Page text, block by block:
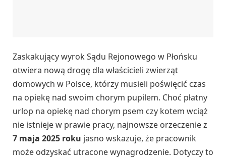
Zaskakujący wyrok Sądu Rejonowego w Płońsku
otwiera nową drogę dla właścicieli zwierząt
domowych w Polsce, którzy musieli poświęcić czas
na opiekę nad swoim chorym pupilem. Choć płatny
urlop na opiekę nad chorym psem czy kotem wciąż
nie istnieje w prawie pracy, najnowsze orzeczenie z
7 maja 2025 roku jasno wskazuje, że pracownik
może odzyskać utracone wynagrodzenie. Dotyczy to